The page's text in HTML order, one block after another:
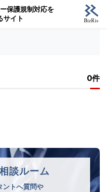
保護規制対応を
サイト
0件
談ルーム
ントへ質問や